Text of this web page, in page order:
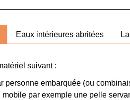
Eaux intérieures abritées
suivant :
personne embarquée (ou
par exemple une pelle